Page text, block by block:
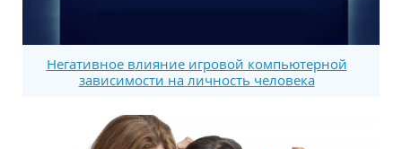
Негативное влияние игровой компьютерной
зависимости на личность человека